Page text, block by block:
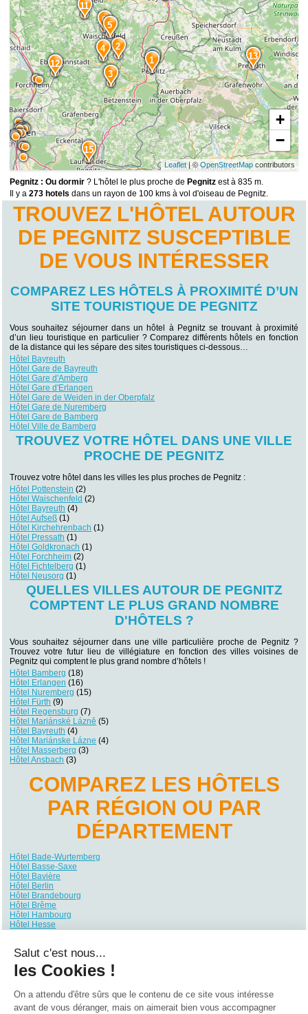
15
13
12
11
6
5
4
3
2
1
+
−
Leaflet| ©OpenStreetMapcontributors
Pegnitz : Ou dormir ? L'hôtel le plus proche de Pegnitz est à 835 m.
Il y a273 hotels dans un rayon de 100 kms à vol d'oiseau de Pegnitz.
TROUVEZ L'HÔTEL AUTOUR
DE PEGNITZ SUSCEPTIBLE
DE VOUS INTÉRESSER
COMPAREZ LES HÔTELS À PROXIMITÉ D’UN
SITE TOURISTIQUE DE PEGNITZ
Vous souhaitez séjourner dans un hôtel à Pegnitz se trouvant à proximité
d’un lieu touristique en particulier ? Comparez différents hôtels en fonction
de la distance qui les sépare des sites touristiques ci-dessous…
Hôtel Bayreuth
Hôtel Gare de Bayreuth
Hôtel Gare d'Amberg
Hôtel Gare d'Erlangen
Hôtel Gare de Weiden in der Oberpfalz
Hôtel Gare de Nuremberg
Hôtel Gare de Bamberg
Hôtel Ville de Bamberg
TROUVEZ VOTRE HÔTEL DANS UNE VILLE
PROCHE DE PEGNITZ
Trouvez votre hôtel dans les villes les plus proches de Pegnitz :
Hôtel Pottenstein (2)
Hôtel Waischenfeld (2)
Hôtel Bayreuth (4)
Hôtel Aufseß (1)
Hôtel Kirchehrenbach (1)
Hôtel Pressath (1)
Hôtel Goldkronach (1)
Hôtel Forchheim (2)
Hôtel Fichtelberg (1)
Hôtel Neusorg (1)
QUELLES VILLES AUTOUR DE PEGNITZ
COMPTENT LE PLUS GRAND NOMBRE
D'HÔTELS ?
Vous souhaitez séjourner dans une ville particulière proche de Pegnitz ?
Trouvez votre futur lieu de villégiature en fonction des villes voisines de
Pegnitz qui comptent le plus grand nombre d’hôtels !
Hôtel Bamberg (18)
Hôtel Erlangen (16)
Hôtel Nuremberg (15)
Hôtel Fürth (9)
Hôtel Regensburg (7)
Hôtel Mariánské Lázně (5)
Hôtel Bayreuth (4)
Hôtel Mariánske Lázne (4)
Hôtel Masserberg (3)
Hôtel Ansbach (3)
COMPAREZ LES HÔTELS
PAR RÉGION OU PAR
DÉPARTEMENT
Hôtel Bade-Wurtemberg
Hôtel Basse-Saxe
Hôtel Bavière
Hôtel Berlin
Hôtel Brandebourg
Hôtel Brême
Hôtel Hambourg
Hôtel Hesse
Hôtel Rhénanie-Palatinat
Hôtel Sarre
Hôtel Saxe
Hôtel Schleswig-Holstein
Salut c'est nous...
les Cookies !
On a attendu d'être sûrs que le contenu de
ce site vous intéresse avant de vous déranger, mais on aimerait bien